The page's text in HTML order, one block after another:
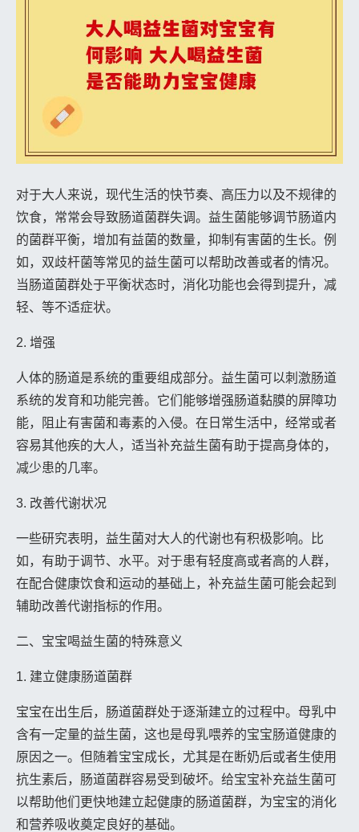
对于大人来说，现代生活的快节奏、高压力以及不规律的
饮食，常常会导致肠道菌群失调。益生菌能够调节肠道内
的菌群平衡，增加有益菌的数量，抑制有害菌的生长。例
如，双歧杆菌等常见的益生菌可以帮助改善或者的情况。
当肠道菌群处于平衡状态时，消化功能也会得到提升，减
轻、等不适症状。
2. 增强
人体的肠道是系统的重要组成部分。益生菌可以刺激肠道
系统的发育和功能完善。它们能够增强肠道黏膜的屏障功
能，阻止有害菌和毒素的入侵。在日常生活中，经常或者
容易其他疾的大人，适当补充益生菌有助于提高身体的，
减少患的几率。
3. 改善代谢状况
一些研究表明，益生菌对大人的代谢也有积极影响。比
如，有助于调节、水平。对于患有轻度高或者高的人群，
在配合健康饮食和运动的基础上，补充益生菌可能会起到
辅助改善代谢指标的作用。
二、宝宝喝益生菌的特殊意义
1. 建立健康肠道菌群
宝宝在出生后，肠道菌群处于逐渐建立的过程中。母乳中
含有一定量的益生菌，这也是母乳喂养的宝宝肠道健康的
原因之一。但随着宝宝成长，尤其是在断奶后或者生使用
抗生素后，肠道菌群容易受到破坏。给宝宝补充益生菌可
以帮助他们更快地建立起健康的肠道菌群，为宝宝的消化
和营养吸收奠定良好的基础。